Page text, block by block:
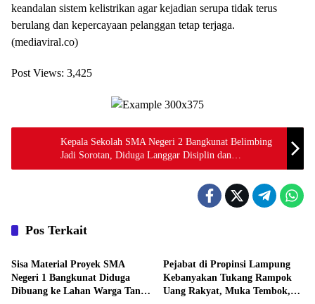
keandalan sistem kelistrikan agar kejadian serupa tidak terus
berulang dan kepercayaan pelanggan tetap terjaga.
(mediaviral.co)
Post Views: 3,425
Kepala Sekolah SMA Negeri 2 Bangkunat Belimbing
Jadi Sorotan, Diduga Langgar Disiplin dan
Selewengkan Dana BOSP
Pos Terkait
Daerah
Sisa Material Proyek SMA
Negeri 1 Bangkunat Diduga
Dibuang ke Lahan Warga Tanpa
Pejabat di Propinsi Lampung
Kebanyakan Tukang Rampok
Uang Rakyat, Muka Tembok,
Daerah Daerah